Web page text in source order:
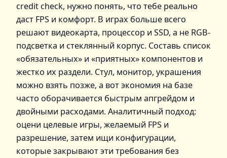
credit check, нужно понять, что тебе реально
даст FPS и комфорт. В играх больше всего
решают видеокарта, процессор и SSD, а не RGB-
подсветка и стеклянный корпус. Составь список
«обязательных» и «приятных» компонентов и
жестко их раздели. Стул, монитор, украшения
можно взять позже, а вот экономия на базе
часто оборачивается быстрым апгрейдом и
двойными расходами. Аналитичный подход:
оцени целевые игры, желаемый FPS и
разрешение, затем ищи конфигурации,
которые закрывают эти требования без